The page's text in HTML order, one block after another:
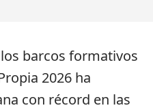
barcos formativos
2026 ha
con récord en las